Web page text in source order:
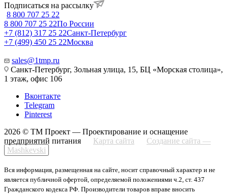
Подписаться на рассылку
8 800 707 25 22
8 800 707 25 22По России
+7 (812) 317 25 22Санкт-Петербург
+7 (499) 450 25 22Москва
sales@1tmp.ru
Санкт-Петербург, Зольная улица, 15, БЦ «Морская столица»,
1 этаж, офис 106
Вконтакте
Telegram
Pinterest
2026 © ТМ Проект — Проектирование и оснащение
предприятий питания
Карта сайта
Создание сайта —
Mashkevski
Вся информация, размещенная на сайте, носит справочный характер и не
является публичной офертой, определяемой положениями ч.2, ст. 437
Гражданского кодекса РФ. Производители товаров вправе вносить